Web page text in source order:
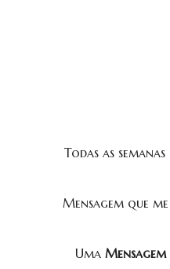
Todas as semanas
Mensagem que
Uma Mensagem